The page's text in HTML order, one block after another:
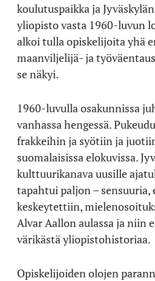
koulutuspaikka ja
yliopisto vasta 1960-luvun
alkoi tulla opiskelijoita yhä
maanviljelijä- ja
se näkyi.
1960-luvulla osakunnissa
vanhassa hengessä.
frakkeihin ja syötiin ja
suomalaisissa elokuvissa.
kulttuurikanava uusille
tapahtui paljon – sensuuria,
keskeytettiin,
Alvar Aallon aulassa ja niin
värikästä yliopistohistoriaa.
Opiskelijoiden olojen